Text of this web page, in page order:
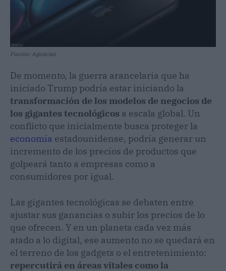
Fuente: Agencias
De momento, la guerra arancelaria que ha
iniciado Trump podría estar iniciando la
transformación de los modelos de negocios de
los gigantes tecnológicos a escala global. Un
conflicto que inicialmente busca proteger la
economía estadounidense, podría generar un
incremento de los precios de productos que
golpeará tanto a empresas como a
consumidores por igual.
Las gigantes tecnológicas se debaten entre
ajustar sus ganancias o subir los precios de lo
que ofrecen. Y en un planeta cada vez más
atado a lo digital, ese aumento no se quedará en
el terreno de los gadgets o el entretenimiento:
repercutirá en áreas vitales como la